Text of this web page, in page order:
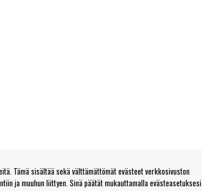
Tämä sisältää sekä välttämättömät evästeet verkkosivuston
ja muuhun liittyen. Sinä päätät mukauttamalla evästeasetuksesi